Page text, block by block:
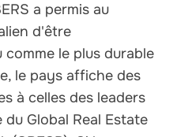
a permis au
d'être
le plus durable
le pays affiche des
à celles des leaders
Global Real Estate